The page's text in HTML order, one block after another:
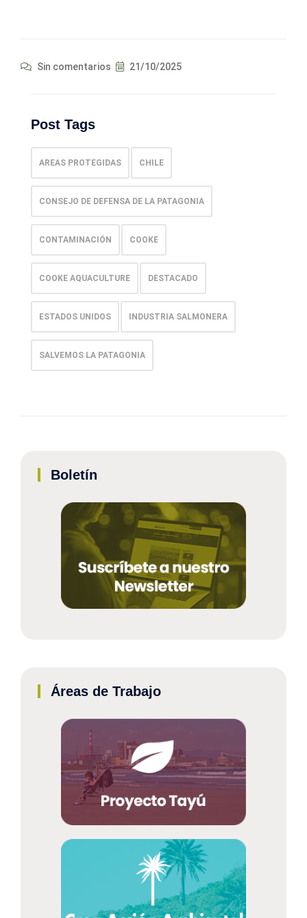
Sin comentarios 21/10/2025
Post Tags
AREAS PROTEGIDAS CHILE
CONSEJO DE DEFENSA DE LA PATAGONIA
CONTAMINACIÓN COOKE
COOKE AQUACULTURE DESTACADO
ESTADOS UNIDOS INDUSTRIA SALMONERA
SALVEMOS LA PATAGONIA
Boletín
Áreas de Trabajo